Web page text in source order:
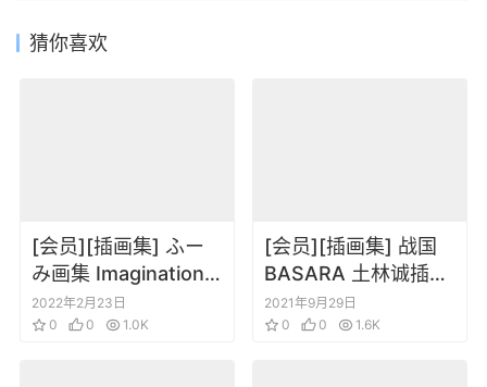
猜你喜欢
[会员][插画集] ふー
み画集 Imagination
[DL版]
2022年2月23日
0
0 1.0K
[会员][插画集] 战国
BASARA 土林诚插画
原画集
2021年9月29日
0
0 1.6K